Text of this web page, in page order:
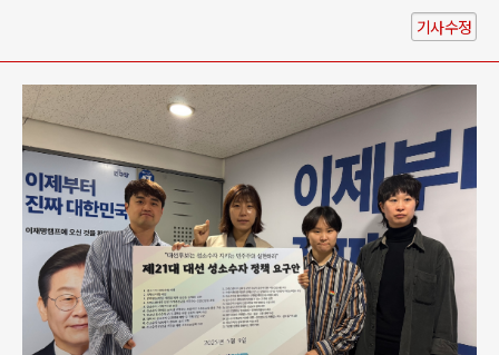
기사수정